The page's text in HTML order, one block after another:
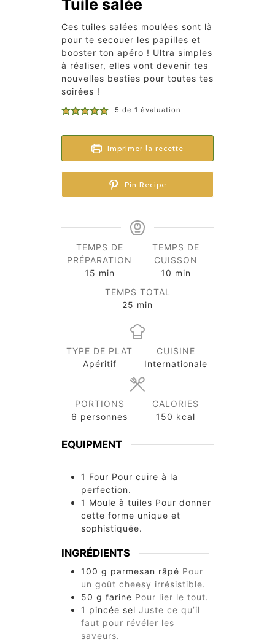
Tuile salée
Ces tuiles salées moulées sont là
pour te secouer les papilles et
booster ton apéro ! Ultra simples
à réaliser, elles vont devenir tes
nouvelles besties pour toutes tes
soirées !
5 de 1 évaluation
Imprimer la recette
Pin Recipe
TEMPS DE
PRÉPARATION
15 minutes
min
TEMPS DE
CUISSON
10 minutes
min
TEMPS TOTAL
25 minutes
min
TYPE DE PLAT
Apéritif
CUISINE
Internationale
PORTIONS
6 personnes
CALORIES
150 kcal
EQUIPMENT
1 Four Pour cuire à la
perfection.
1 Moule à tuiles Pour donner
cette forme unique et
sophistiquée.
INGRÉDIENTS
100 g parmesan râpé Pour
un goût cheesy irrésistible.
50 g farine Pour lier le tout.
1 pincée sel Juste ce qu’il
faut pour révéler les
saveurs.